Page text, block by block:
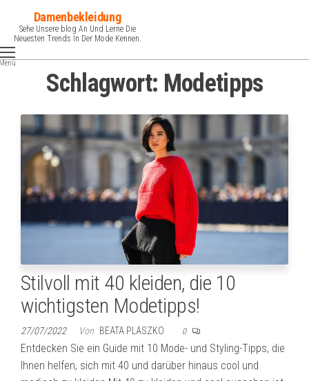
Inhalt
springen
Damenbekleidung
Sehe Unsere blog An Und Lerne Die
Neuesten Trends In Der Mode Kennen.
Schlagwort: Modetipps
Stilvoll mit 40 kleiden, die 10
wichtigsten Modetipps!
27/07/2022 Von BEATA PLASZKO 0
Entdecken Sie ein Guide mit 10 Mode- und Styling-Tipps, die
Ihnen helfen, sich mit 40 und darüber hinaus cool und